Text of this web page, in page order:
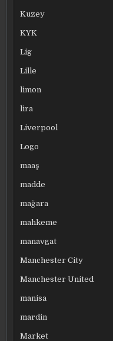
Kuzey
KYK
Lig
Lille
limon
lira
Liverpool
Logo
maaş
madde
mağara
mahkeme
manavgat
Manchester City
Manchester United
manisa
mardin
Market